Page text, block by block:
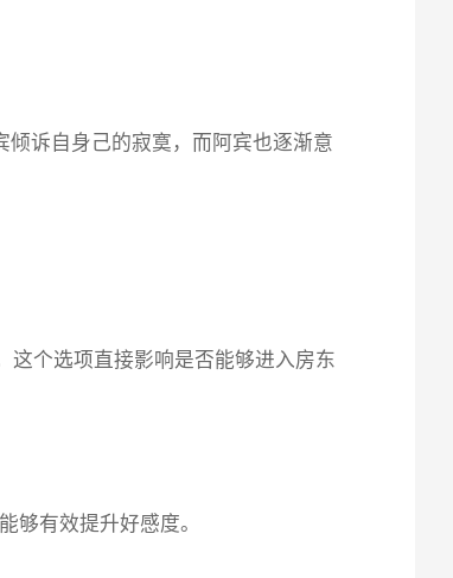
诉自身己的寂寞，而阿宾也逐渐意
这个选项直接影响是否能够进入房东
够有效提升好感度。